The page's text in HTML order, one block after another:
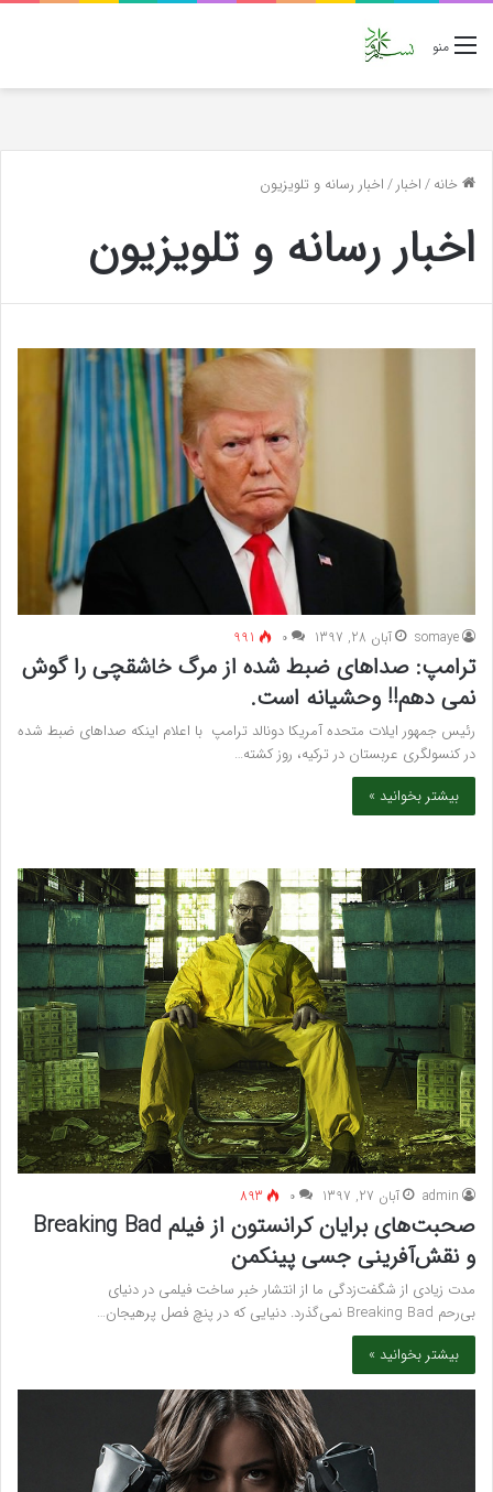
منو
خانه/اخبار/اخبار رسانه و تلویزیون
اخبار رسانه و تلویزیون
somaye آبان 28, 1397 ۰ 991
ترامپ: صداهای ضبط شده از مرگ خاشقچی را گوش
نمی دهم!! وحشیانه است.
رئیس جمهور ایلات متحده آمریکا دونالد ترامپ با اعلام اینکه صداهای ضبط شده
در کنسولگری عربستان در ترکیه، روز کشته…
بیشتر بخوانید »
admin آبان 27, 1397 ۰ 893
صحبت‌های برایان کرانستون از فیلم Breaking Bad
و نقش‌آفرینی جسی پینکمن
مدت زیادی از شگفت‌زدگی ما از انتشار خبر ساخت فیلمی در دنیای
بی‌رحم Breaking Bad نمی‌گذرد. دنیایی که در پنچ فصل پرهیجان…
بیشتر بخوانید »